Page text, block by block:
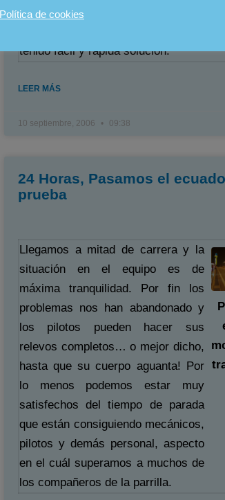
para que le arreglaran la centralita.
tenido facil y rapida solucion.
LEER MÁS
10 septiembre, 2006 09:38
24 Horas, Pasamos el
prueba
Llegamos a mitad de carrera y la
situación en el equipo es de
máxima tranquilidad. Por fin los
problemas nos han abandonado y
los pilotos pueden hacer sus
relevos completos… o mejor dicho,
hasta que su cuerpo aguanta! Por
lo menos podemos estar muy
satisfechos del tiempo de parada
que están consiguiendo mecánicos,
pilotos y demás personal, aspecto
en el cuál superamos a muchos de
los compañeros de la parrilla.
Política de cookies